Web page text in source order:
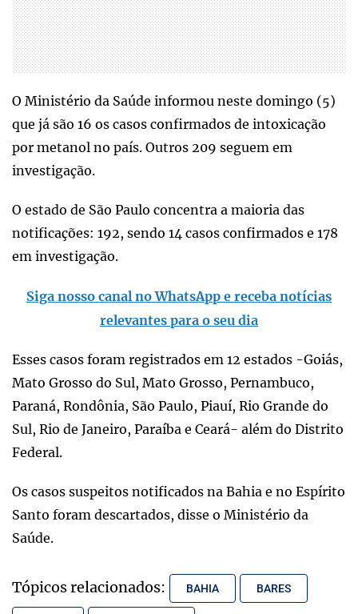
O Ministério da Saúde informou neste domingo (5)
que já são 16 os casos confirmados de intoxicação
por metanol no país. Outros 209 seguem em
investigação.
O estado de São Paulo concentra a maioria das
notificações: 192, sendo 14 casos confirmados e 178
em investigação.
Siga nosso canal no WhatsApp e receba notícias
relevantes para o seu dia
Esses casos foram registrados em 12 estados -Goiás,
Mato Grosso do Sul, Mato Grosso, Pernambuco,
Paraná, Rondônia, São Paulo, Piauí, Rio Grande do
Sul, Rio de Janeiro, Paraíba e Ceará- além do Distrito
Federal.
Os casos suspeitos notificados na Bahia e no Espírito
Santo foram descartados, disse o Ministério da
Saúde.
Tópicos relacionados: BAHIA BARES